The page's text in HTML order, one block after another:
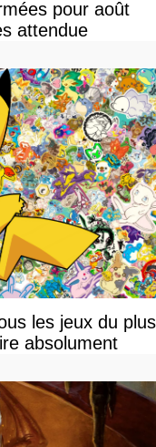
pour août
attendue
les jeux du plus
absolument